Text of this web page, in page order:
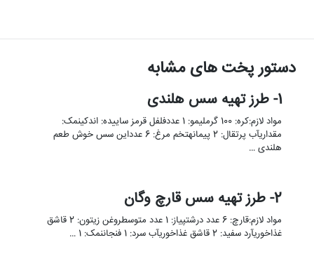
دستور پخت های مشابه
1- طرز تهیه سس هلندی
مواد لازم:کره: 100 گرملیمو: 1 عددفلفل قرمز ساییده: اندکینمک:
مقداریآب پرتقال: 2 پیمانهتخم مرغ: 6 عدداین سس خوش طعم
هلندی …
2- طرز تهیه سس قارچ وگان
مواد لازم:قارچ: 6 عدد درشتپیاز: 1 عدد متوسطروغن زیتون: 2 قاشق
غذاخوریآرد سفید: 2 قاشق غذاخوریآب سرد: 1 فنجاننمک: 1 …